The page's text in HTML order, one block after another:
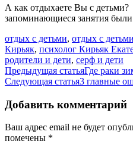
А как отдыхаете Вы с
запоминающиеся занятия
отдых с детьми, отдых с
Кирьяк, психолог Кирьяк
родители и дети, серф и дети
Навигация
по
записям
Предыдущая статьяГде раки
Следующая статья3 главные
Добавить комментарий
Ваш адрес email не будет
помечены *